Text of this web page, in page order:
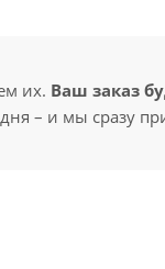
их. Ваш заказ
– и мы сразу